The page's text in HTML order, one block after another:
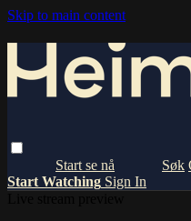
Skip to main content
Start Watching Sign In